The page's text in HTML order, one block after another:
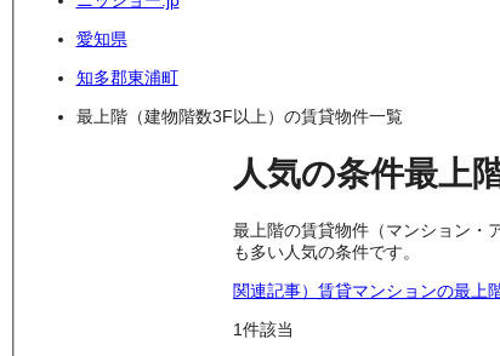
愛知県
知多郡東浦町
最上階（建物階数3F以上）の賃貸物件一覧
人気の条件最上
最上階の賃貸物件（マンション・
も多い人気の条件です。
関連記事）賃貸マンションの最上
1件該当